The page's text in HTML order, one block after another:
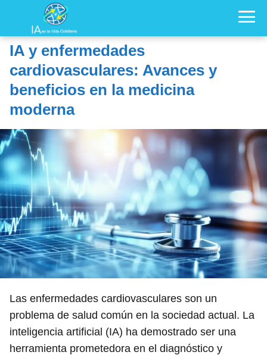
IA y enfermedades
cardiovasculares: Avances y
beneficios en la medicina
moderna
Las enfermedades cardiovasculares son un
problema de salud común en la sociedad actual. La
inteligencia artificial (IA) ha demostrado ser una
herramienta prometedora en el diagnóstico y